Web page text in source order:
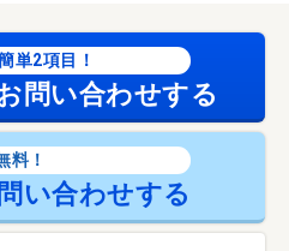
単2項目！
問い合わせする
料！
い合わせする